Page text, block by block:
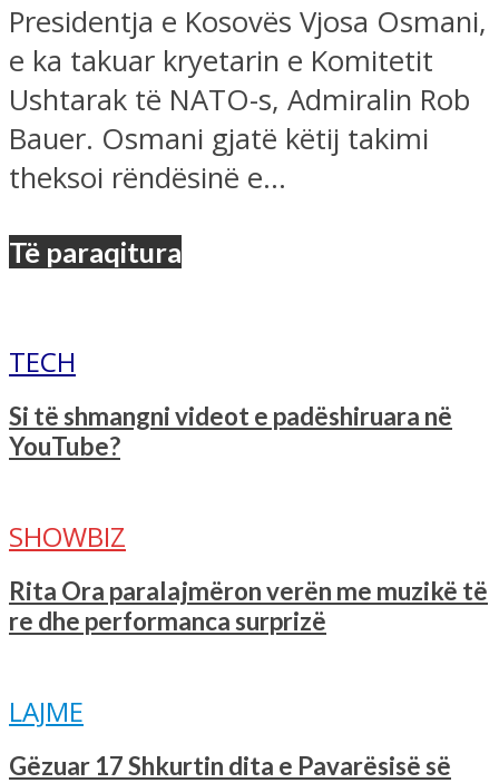
Presidentja e Kosovës Vjosa Osmani,
e ka takuar kryetarin e Komitetit
Ushtarak të NATO-s, Admiralin Rob
Bauer. Osmani gjatë këtij takimi
theksoi rëndësinë e...
Të paraqitura
TECH
Si të shmangni videot e padëshiruara në
YouTube?
SHOWBIZ
Rita Ora paralajmëron verën me muzikë të
re dhe performanca surprizë
LAJME
Gëzuar 17 Shkurtin dita e Pavarësisë së